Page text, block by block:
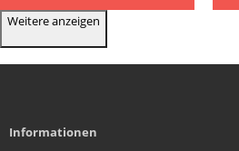
Weitere anzeigen
Informationen